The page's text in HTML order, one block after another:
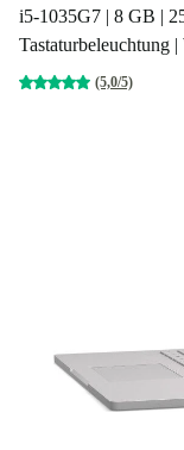
i5-1035G7 | 8 GB |
Tastaturbeleuchtung
(5,0/5)